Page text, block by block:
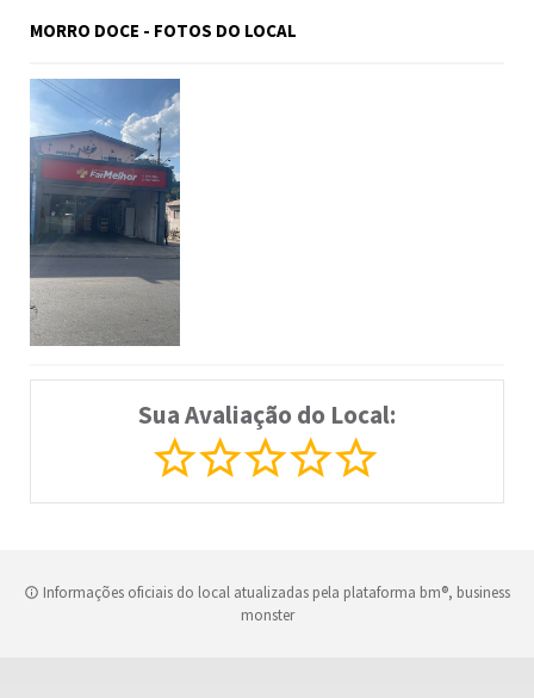
MORRO DOCE - FOTOS DO LOCAL
Sua Avaliação do Local:
Informações oficiais do local atualizadas pela plataforma bm®, business
monster